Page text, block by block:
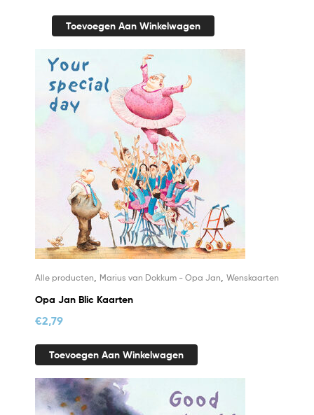
Toevoegen Aan Winkelwagen
Alle producten Marius van Dokkum - Opa Jan Wenskaarten
Opa Jan Blic Kaarten
€2,79
Toevoegen Aan Winkelwagen